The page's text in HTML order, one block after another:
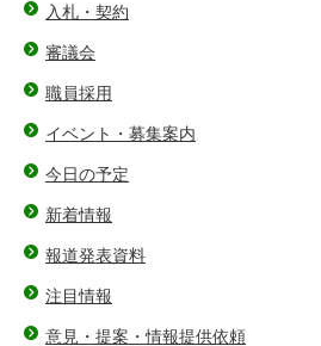
入札・契約
審議会
職員採用
イベント・募集案内
今日の予定
新着情報
報道発表資料
注目情報
意見・提案・情報提供依頼